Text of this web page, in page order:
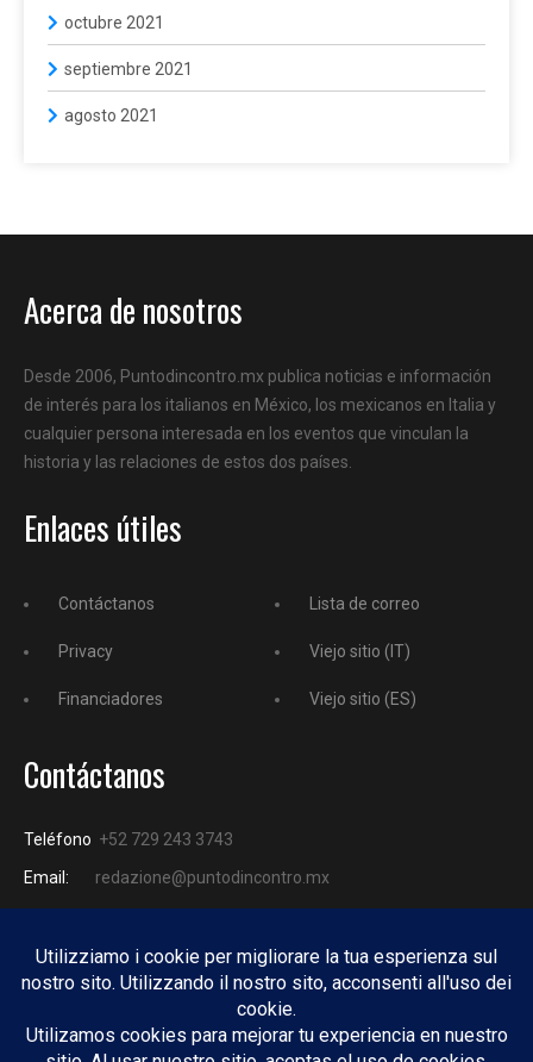
octubre 2021
septiembre 2021
agosto 2021
Acerca de nosotros
Desde 2006, Puntodincontro.mx publica noticias e información
de interés para los italianos en México, los mexicanos en Italia y
cualquier persona interesada en los eventos que vinculan la
historia y las relaciones de estos dos países.
Enlaces útiles
Contáctanos
Privacy
Financiadores
Lista de correo
Viejo sitio (IT)
Viejo sitio (ES)
Contáctanos
Teléfono +52 729 243 3743
Email:
redazione@puntodincontro.mx
PUNTODINCONTRO